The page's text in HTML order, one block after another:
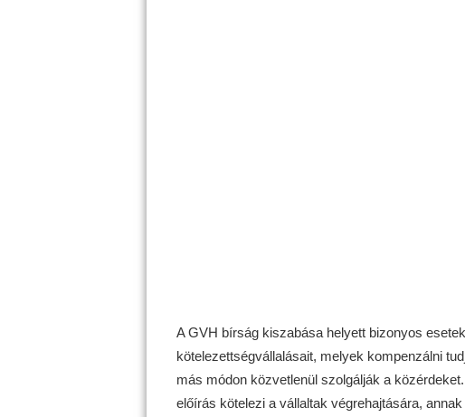
A GVH bírság kiszabása helyett bizonyos
kötelezettségvállalásait, melyek kompenzálni
más módon közvetlenül szolgálják a
előírás kötelezi a vállaltak végrehajtására,